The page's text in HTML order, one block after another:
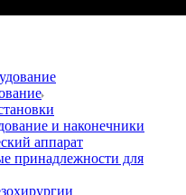
и наконечники
аппарат
принадлежности для